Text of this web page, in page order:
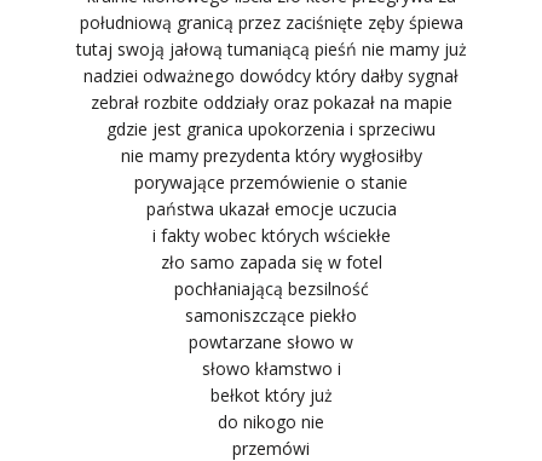
południową granicą przez zaciśnięte zęby śpiewa
tutaj swoją jałową tumaniącą pieśń nie mamy już
nadziei odważnego dowódcy który dałby sygnał
zebrał rozbite oddziały oraz pokazał na mapie
gdzie jest granica upokorzenia i sprzeciwu
nie mamy prezydenta który wygłosiłby
porywające przemówienie o stanie
państwa ukazał emocje uczucia
i fakty wobec których wściekłe
zło samo zapada się w fotel
pochłaniającą bezsilność
samoniszczące piekło
powtarzane słowo w
słowo kłamstwo i
bełkot który już
do nikogo nie
przemówi